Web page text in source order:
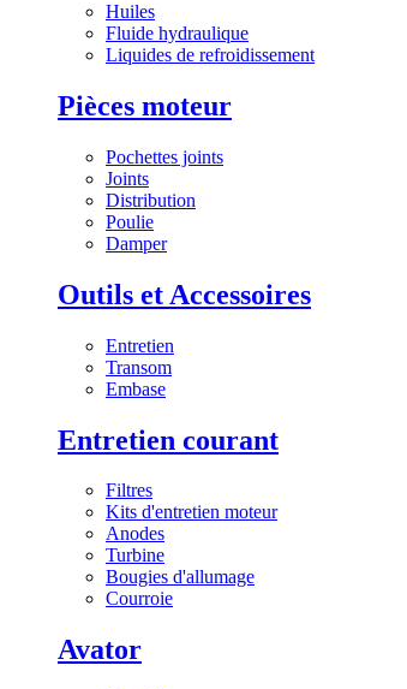
Huiles
Fluide hydraulique
Liquides de refroidissement
Pièces moteur
Pochettes joints
Joints
Distribution
Poulie
Damper
Outils et Accessoires
Entretien
Transom
Embase
Entretien courant
Filtres
Kits d'entretien moteur
Anodes
Turbine
Bougies d'allumage
Courroie
Avator